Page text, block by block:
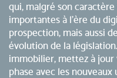
qui, malgré son
importantes à l'ère du
prospection, mais aussi
évolution de la
immobilier, mettez à
phase avec les